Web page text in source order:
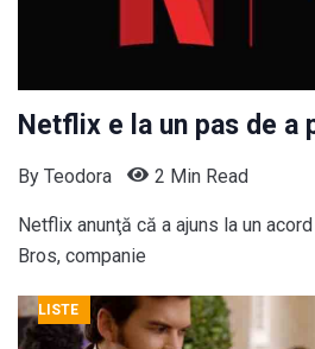
Netflix e la un pas de a
By Teodora 2 Min Read
Netflix anunţă că a ajuns la un
Bros, companie
LISTE